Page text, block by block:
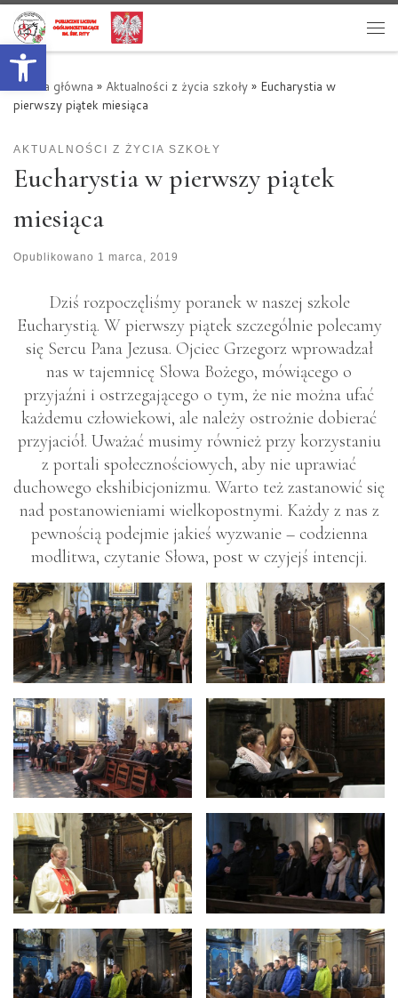
Otwórz pasek narzędzi
Przejdź do treści
Strona główna » Aktualności z życia szkoły » Eucharystia w
pierwszy piątek miesiąca
AKTUALNOŚCI Z ŻYCIA SZKOŁY
Eucharystia w pierwszy piątek
miesiąca
Opublikowano 1 marca, 2019
Dziś rozpoczęliśmy poranek w naszej szkole
Eucharystią. W pierwszy piątek szczególnie polecamy
się Sercu Pana Jezusa. Ojciec Grzegorz wprowadzał
nas w tajemnicę Słowa Bożego, mówiącego o
przyjaźni i ostrzegającego o tym, że nie można ufać
każdemu człowiekowi, ale należy ostrożnie dobierać
przyjaciół. Uważać musimy również przy korzystaniu
z portali społecznościowych, aby nie uprawiać
duchowego ekshibicjonizmu. Warto też zastanowić się
nad postanowieniami wielkopostnymi. Każdy z nas z
pewnością podejmie jakieś wyzwanie – codzienna
modlitwa, czytanie Słowa, post w czyjejś intencji.